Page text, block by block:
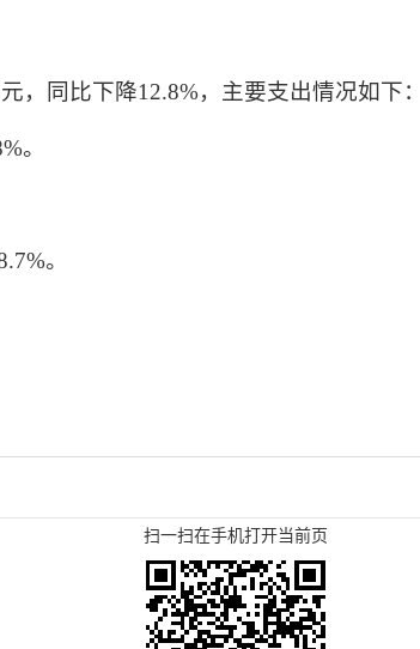
，同比下降12.8%，主要支出情况如下：
。
。
扫一扫在手机打开当前页